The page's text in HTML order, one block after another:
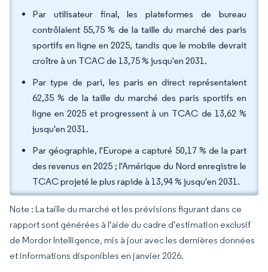
Par utilisateur final, les plateformes de bureau
contrôlaient 55,75 % de la taille du marché des paris
sportifs en ligne en 2025, tandis que le mobile devrait
croître à un TCAC de 13,75 % jusqu'en 2031.
Par type de pari, les paris en direct représentaient
62,35 % de la taille du marché des paris sportifs en
ligne en 2025 et progressent à un TCAC de 13,62 %
jusqu'en 2031.
Par géographie, l'Europe a capturé 50,17 % de la part
des revenus en 2025 ; l'Amérique du Nord enregistre le
TCAC projeté le plus rapide à 13,94 % jusqu'en 2031.
Note : La taille du marché et les prévisions figurant dans ce
rapport sont générées à l'aide du cadre d'estimation exclusif
de Mordor Intelligence, mis à jour avec les dernières données
et informations disponibles en janvier 2026.